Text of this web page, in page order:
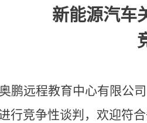
新能源汽车
鹏远程教育中心有限公
行竞争性谈判，欢迎符